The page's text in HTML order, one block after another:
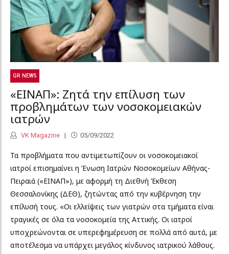
GR NEWS
«ΕΙΝΑΠ»: Ζητά την επίλυση των
προβλημάτων των νοσοκομειακών
ιατρών
VK Magazine 05/09/2022
Τα προβλήματα που αντιμετωπίζουν οι νοσοκομειακοί
ιατροί επισημαίνει η Ένωση Ιατρών Νοσοκομείων Αθήνας-
Πειραιά («ΕΙΝΑΠ»), με αφορμή τη Διεθνή Έκθεση
Θεσσαλονίκης (ΔΕΘ), ζητώντας από την κυβέρνηση την
επίλυσή τους. «Οι ελλείψεις των γιατρών στα τμήματα είναι
τραγικές σε όλα τα νοσοκομεία της Αττικής. Οι ιατροί
υποχρεώνονται σε υπερεφημέρευση σε πολλά από αυτά, με
αποτέλεσμα να υπάρχει μεγάλος κίνδυνος ιατρικού λάθους.